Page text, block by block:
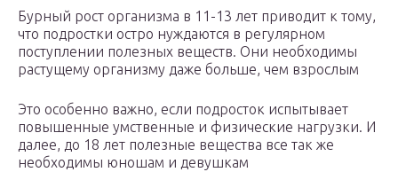
Бурный рост организма в 11-13 лет приводит к тому,
что подростки остро нуждаются в регулярном
поступлении полезных веществ. Они необходимы
растущему организму даже больше, чем взрослым
Это особенно важно, если подросток испытывает
повышенные умственные и физические нагрузки. И
далее, до 18 лет полезные вещества все так же
необходимы юношам и девушкам